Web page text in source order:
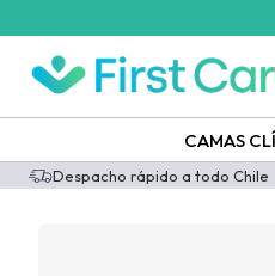
CAMAS
Despacho rápido a todo Chile
/categoria-producto/ayudas-